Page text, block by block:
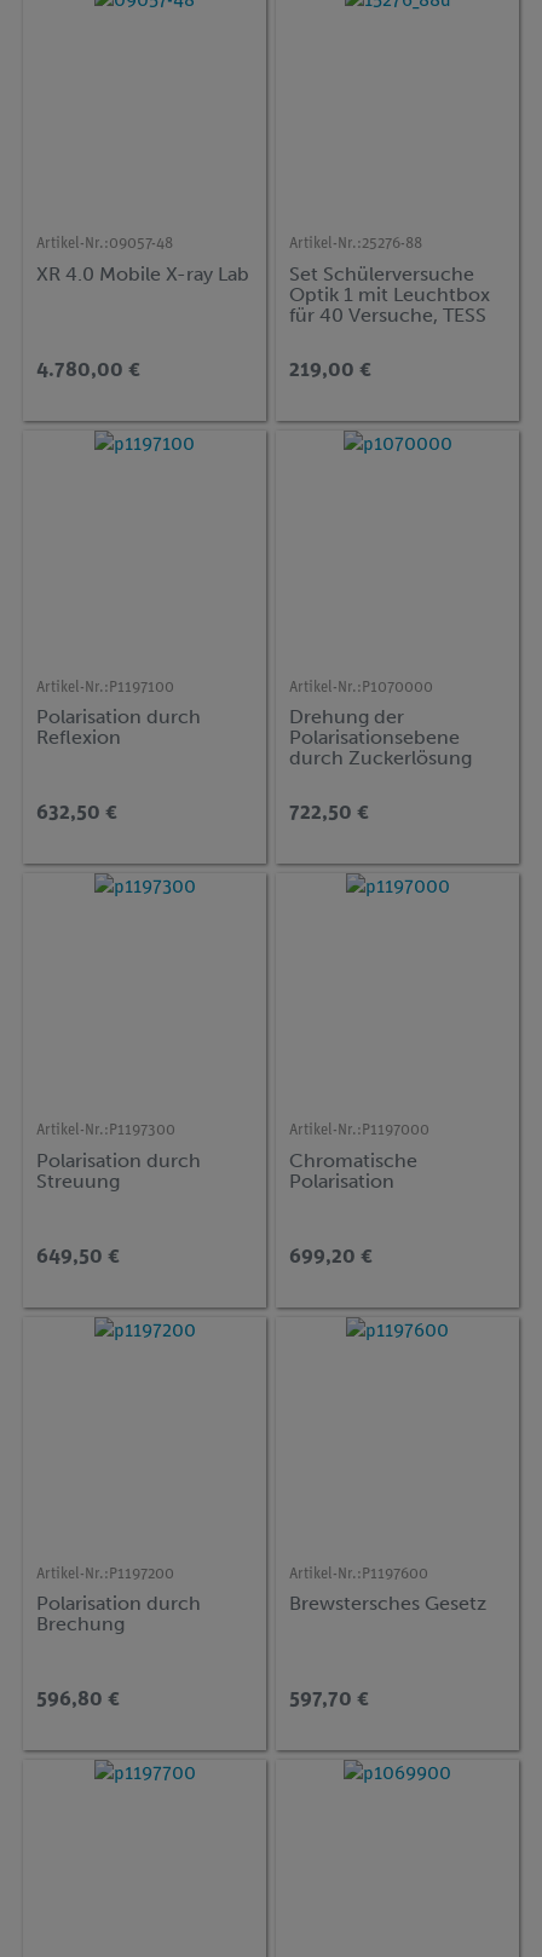
Artikel-Nr.:09057-48
XR 4.0 Mobile X-ray Lab
4.780,00 €
Artikel-Nr.:25276-88
Set Schülerversuche
Optik 1 mit Leuchtbox
für 40 Versuche, TESS
219,00 €
Artikel-Nr.: P1197100
Polarisation durch
Reflexion
632,50 €
Artikel-Nr.: P1070000
Drehung der
Polarisationsebene
durch Zuckerlösung
722,50 €
Artikel-Nr.: P1197300
Polarisation durch
Streuung
649,50 €
Artikel-Nr.: P1197000
Chromatische
Polarisation
699,20 €
Artikel-Nr.: P1197200
Polarisation durch
Brechung
596,80 €
Artikel-Nr.: P1197600
Brewstersches Gesetz
597,70 €